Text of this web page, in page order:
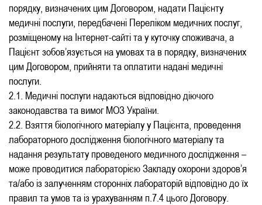
порядку, визначених цим Договором, надати Пацієнту
медичні послуги, передбачені Переліком медичних послуг,
розміщеному на Інтернет-сайті та у куточку споживача, а
Пацієнт зобов’язується на умовах та в порядку, визначених
цим Договором, прийняти та оплатити надані медичні
послуги.
2.1. Медичні послуги надаються відповідно діючого
законодавства та вимог МОЗ України.
2.2. Взяття біологічного матеріалу у Пацієнта, проведення
лабораторного дослідження біологічного матеріалу та
надання результату проведеного медичного дослідження –
може проводитися лабораторією Закладу охорони здоров’я
та/або із залученням сторонніх лабораторій відповідно до їх
правил та умов та із урахуванням п.7.4 цього Договору.